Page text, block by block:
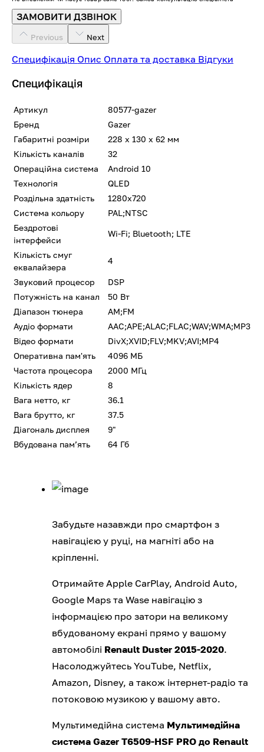
ЗАМОВИТИ ДЗВІНОК
Previous Next
Специфікація Опис Оплата та доставка Відгуки
Специфікація
Артикул
80577-gazer
Бренд
Gazer
Габаритні розміри
228 х 130 х 62 мм
Кількість каналів
32
Операційна система
Android 10
Технологія
QLED
Роздільна здатність
1280x720
Система кольору
PAL;NTSC
Бездротові
інтерфейси
Wi-Fi; Bluetooth; LTE
Кількість смуг
еквалайзера
4
Звуковий процесор
DSP
Потужність на канал
50 Вт
Діапазон тюнера
AM;FM
Аудіо формати
AAC;APE;ALAC;FLAC;WAV;WMA;MP3
Відео формати
DivX;XVID;FLV;MKV;AVI;MP4
Оперативна пам'ять
4096 МБ
Частота процесора
2000 МГц
Кількість ядер
8
Вага нетто, кг
36.1
Вага брутто, кг
37.5
Діагональ дисплея
9"
Вбудована памʼять
64 Гб
Забудьте назавжди про смартфон з
навігацією у руці, на магніті або на
кріпленні.
Отримайте Apple CarPlay, Android Auto,
Google Maps та Wase навігацію з
інформацією про затори на великому
вбудованому екрані прямо у вашому
автомобілі Renault Duster 2015-2020.
Насолоджуйтесь YouTube, Netflix,
Amazon, Disney, а також інтернет-радіо та
потоковою музикою у вашому авто.
Мультимедійна система Мультимедійна
система Gazer T6509-HSF PRO до Renault